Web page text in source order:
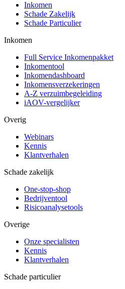
Inkomen
Schade Zakelijk
Schade Particulier
Inkomen
Full Service Inkomenpakket
Inkomentool
Inkomendashboard
Inkomensverzekeringen
A-Z verzuimbegeleiding
iAOV-vergelijker
Overig
Webinars
Kennis
Klantverhalen
Schade zakelijk
One-stop-shop
Bedrijventool
Risicoanalysetools
Overige
Onze specialisten
Kennis
Klantverhalen
Schade particulier